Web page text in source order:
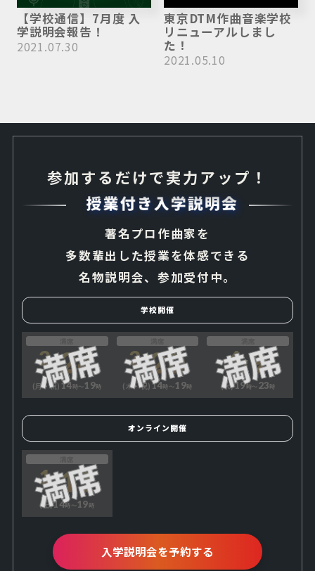
【学校通信】7月度 入
学説明会報告！
2021.07.30
東京DTM作曲音楽学校
リニューアルしまし
た！
2021.05.10
参加するだけで実力アップ！
著名プロ作曲家を
多数輩出した授業を体感できる
名物説明会、参加受付中。
学校開催
2 24
(月・祝) 14時〜19時
3 20
(木・祝)14時〜19時
4 9
(水)19時〜23時
オンライン開催
1 11
(土)14時〜19時
入学説明会を予約する